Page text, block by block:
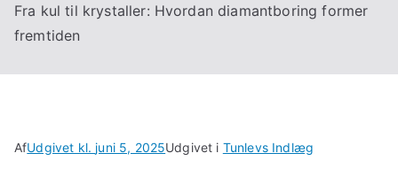
Fra kul til krystaller: Hvordan diamantboring former
fremtiden
AfUdgivet kl. juni 5, 2025Udgivet i Tunlevs Indlæg